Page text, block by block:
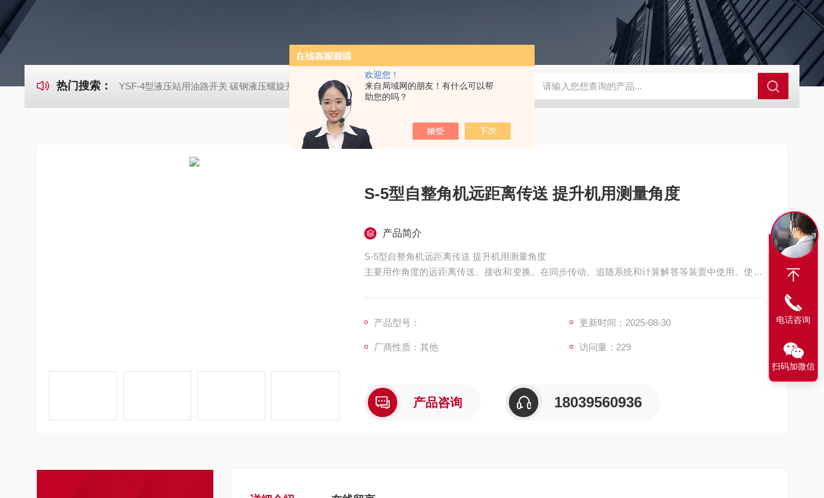
欢迎您！
来自局域网的朋友！有什么可以帮
助您的吗？
热门搜索： YSF-4型液压站用油路开关 碳钢液压螺旋开关 猴车配件橡胶轮衬 托压轮矿用斜井巷道用 矿用本安型行程开关KHXC24 井下机电设备 便携式移动液压系统总成 提升机
S-5型自整角机远距离传送 提升机用测量角度
产品简介
S-5型自整角机远距离传送 提升机用测量角度
主要用作角度的远距离传送、接收和变换。在同步传动、追随系统和计算解答等装置中使用。使用
产品型号： 更新时间：2025-08-30
厂商性质：其他 访问量：229
产品咨询 18039560936
电话咨询
扫码加微信